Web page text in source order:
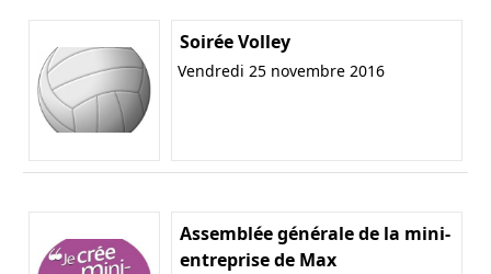
Soirée Volley
Vendredi 25 novembre 2016
Assemblée générale de la mini-
entreprise de Max